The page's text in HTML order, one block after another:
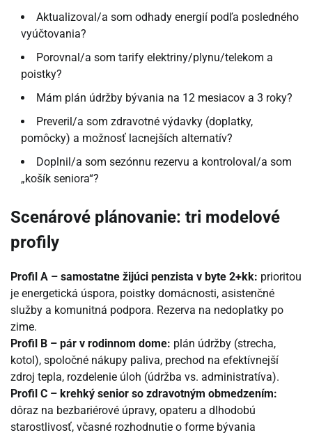
Aktualizoval/a som odhady energií podľa posledného
vyúčtovania?
Porovnal/a som tarify elektriny/plynu/telekom a
poistky?
Mám plán údržby bývania na 12 mesiacov a 3 roky?
Preveril/a som zdravotné výdavky (doplatky,
pomôcky) a možnosť lacnejších alternatív?
Doplnil/a som sezónnu rezervu a kontroloval/a som
„košík seniora“?
Scenárové plánovanie: tri modelové
profily
Profil A – samostatne žijúci penzista v byte 2+kk: prioritou
je energetická úspora, poistky domácnosti, asistenčné
služby a komunitná podpora. Rezerva na nedoplatky po
zime.
Profil B – pár v rodinnom dome: plán údržby (strecha,
kotol), spoločné nákupy paliva, prechod na efektívnejší
zdroj tepla, rozdelenie úloh (údržba vs. administratíva).
Profil C – krehký senior so zdravotným obmedzením:
dôraz na bezbariérové úpravy, opateru a dlhodobú
starostlivosť, včasné rozhodnutie o forme bývania